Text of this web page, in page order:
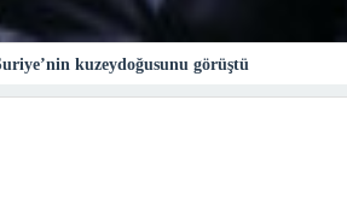
kuzeydoğusunu görüştü